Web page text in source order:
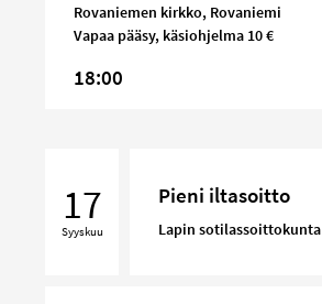
Rovaniemen kirkko, Rovaniemi
Vapaa pääsy, käsiohjelma 10 €
18:00
iltasoitto
17
Syyskuu
Pieni iltasoitto
Lapin sotilassoittokunta